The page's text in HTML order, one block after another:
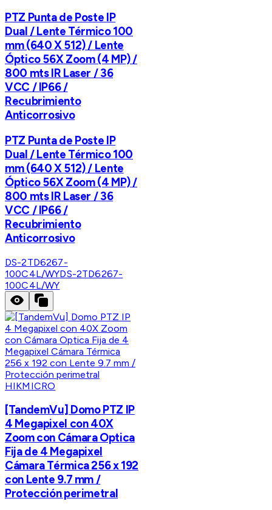
PTZ Punta de Poste IP
Dual / Lente Térmico 100
mm (640 X 512) / Lente
Óptico 56X Zoom (4 MP) /
800 mts IR Laser / 36
VCC / IP66 /
Recubrimiento
Anticorrosivo
PTZ Punta de Poste IP
Dual / Lente Térmico 100
mm (640 X 512) / Lente
Óptico 56X Zoom (4 MP) /
800 mts IR Laser / 36
VCC / IP66 /
Recubrimiento
Anticorrosivo
DS-2TD6267-
100C4L/WYDS-2TD6267-
100C4L/WY
HIKMICRO
[TandemVu] Domo PTZ IP
4 Megapixel con 40X
Zoom con Cámara Optica
Fija de 4 Megapixel
Cámara Térmica 256 x 192
con Lente 9.7 mm /
Protección perimetral